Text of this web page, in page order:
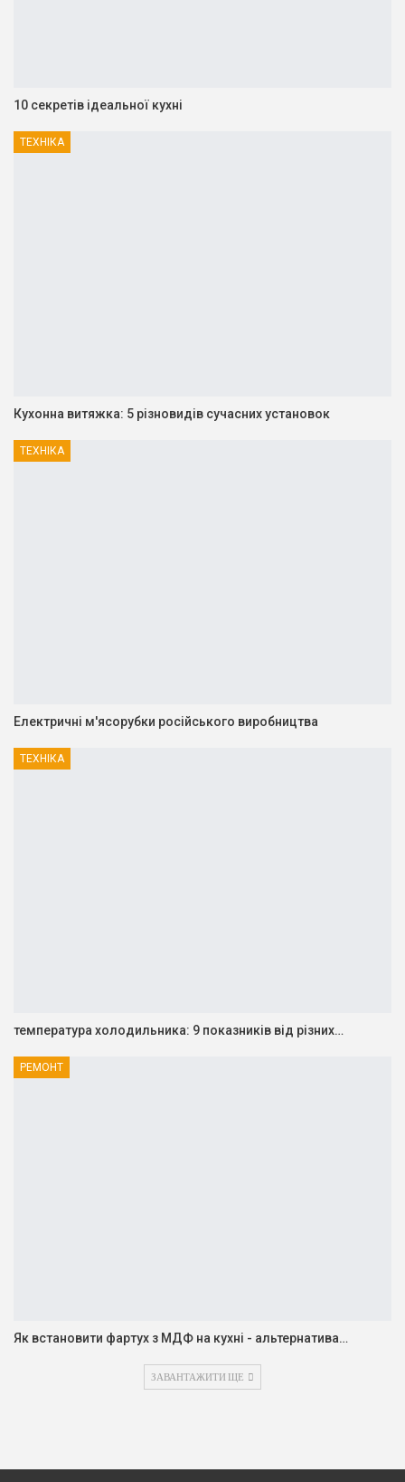
10 секретів ідеальної кухні
ТЕХНІКА
Кухонна витяжка: 5 різновидів сучасних установок
ТЕХНІКА
Електричні м'ясорубки російського виробництва
ТЕХНІКА
температура холодильника: 9 показників від різних…
РЕМОНТ
Як встановити фартух з МДФ на кухні - альтернатива…
ЗАВАНТАЖИТИ ЩЕ